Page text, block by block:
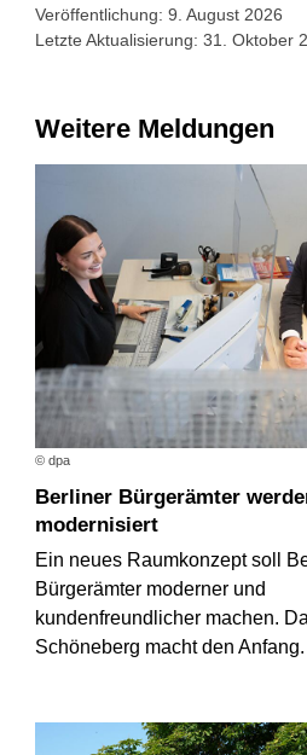
Veröffentlichung: 9. August 2026
Letzte Aktualisierung: 31. Oktober
Weitere Meldungen
© dpa
Berliner Bürgerämter werden
modernisiert
Ein neues Raumkonzept soll
Bürgerämter moderner und
kundenfreundlicher machen.
Schöneberg macht den Anfang.